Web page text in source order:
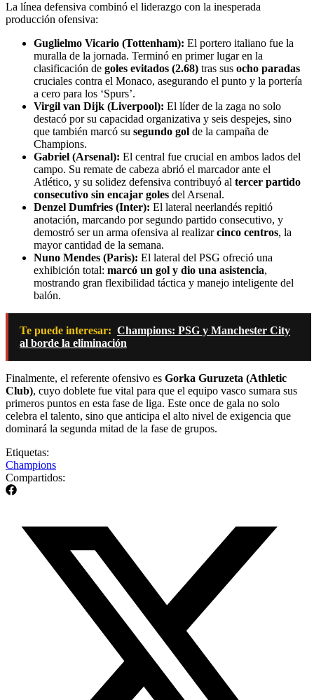
La línea defensiva combinó el liderazgo con la inesperada
producción ofensiva:
Guglielmo Vicario (Tottenham): El portero italiano fue la
muralla de la jornada. Terminó en primer lugar en la
clasificación de goles evitados (2.68) tras sus ocho paradas
cruciales contra el Monaco, asegurando el punto y la portería
a cero para los ‘Spurs’.
Virgil van Dijk (Liverpool): El líder de la zaga no solo
destacó por su capacidad organizativa y seis despejes, sino
que también marcó su segundo gol de la campaña de
Champions.
Gabriel (Arsenal): El central fue crucial en ambos lados del
campo. Su remate de cabeza abrió el marcador ante el
Atlético, y su solidez defensiva contribuyó al tercer partido
consecutivo sin encajar goles del Arsenal.
Denzel Dumfries (Inter): El lateral neerlandés repitió
anotación, marcando por segundo partido consecutivo, y
demostró ser un arma ofensiva al realizarcinco centros, la
mayor cantidad de la semana.
Nuno Mendes (Paris): El lateral del PSG ofreció una
exhibición total: marcó un gol y dio una asistencia,
mostrando gran flexibilidad táctica y manejo inteligente del
balón.
Te puede interesar: Champions: PSG y Manchester City
al borde la eliminación
Finalmente, el referente ofensivo es Gorka Guruzeta (Athletic
Club), cuyo doblete fue vital para que el equipo vasco sumara sus
primeros puntos en esta fase de liga. Este once de gala no solo
celebra el talento, sino que anticipa el alto nivel de exigencia que
dominará la segunda mitad de la fase de grupos.
Etiquetas:
Champions
Compartidos: